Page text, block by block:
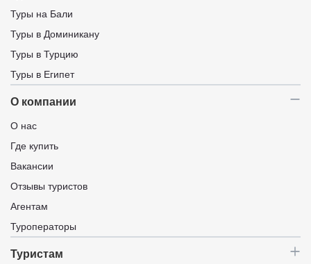
Туры на Бали
Туры в Доминикану
Туры в Турцию
Туры в Египет
О компании
О нас
Где купить
Вакансии
Отзывы туристов
Агентам
Туроператоры
Туристам